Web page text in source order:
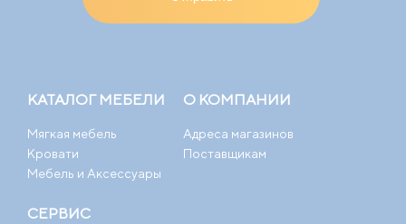
КАТАЛОГ МЕБЕЛИ
Мягкая мебель
Кровати
Мебель и Аксессуары
О КОМПАНИИ
Адреса магазинов
Поставщикам
СЕРВИС